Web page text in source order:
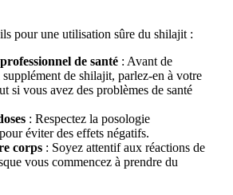
pour une utilisation sûre du shilajit :
de santé : Avant de
de shilajit, parlez-en à votre
si vous avez des problèmes de santé
: Respectez la posologie
éviter des effets négatifs.
corps : Soyez attentif aux réactions de
vous commencez à prendre du